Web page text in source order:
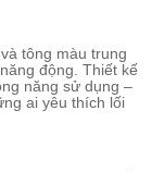
tông màu trung
động. Thiết kế
năng sử dụng –
ai yêu thích lối